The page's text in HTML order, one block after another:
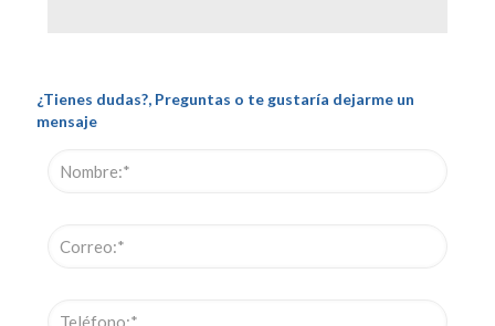
¿Tienes dudas?, Preguntas o te gustaría dejarme un
mensaje